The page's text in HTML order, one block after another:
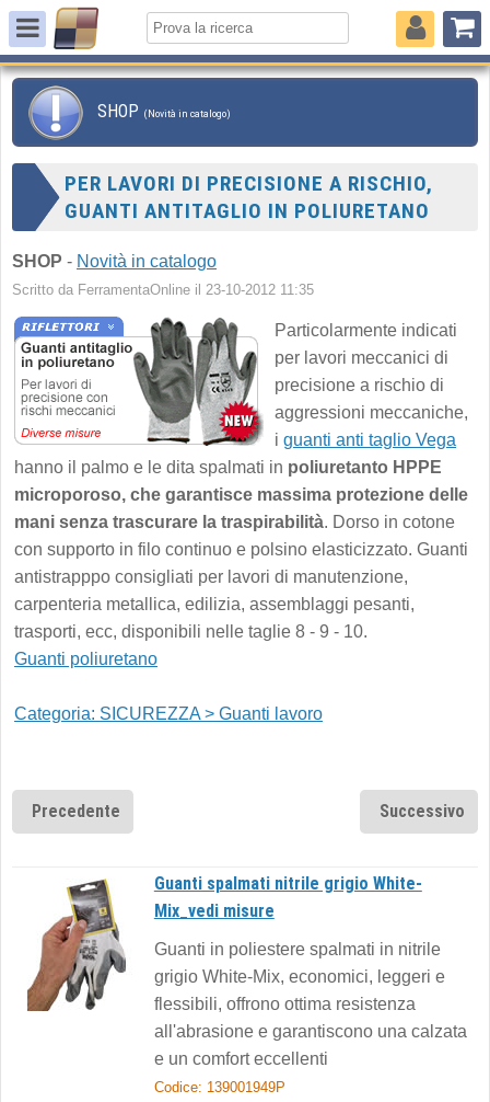
SHOP (Novità in catalogo)
PER LAVORI DI PRECISIONE A RISCHIO,
GUANTI ANTITAGLIO IN POLIURETANO
SHOP - Novità in catalogo
Scritto da FerramentaOnline il 23-10-2012 11:35
Particolarmente indicati
per lavori meccanici di
precisione a rischio di
aggressioni meccaniche,
i guanti anti taglio Vega
hanno il palmo e le dita spalmati in poliuretanto HPPE
microporoso, che garantisce massima protezione delle
mani senza trascurare la traspirabilità. Dorso in cotone
con supporto in filo continuo e polsino elasticizzato. Guanti
antistrapppo consigliati per lavori di manutenzione,
carpenteria metallica, edilizia, assemblaggi pesanti,
trasporti, ecc, disponibili nelle taglie 8 - 9 - 10.
Guanti poliuretano
Categoria: SICUREZZA > Guanti lavoro
Precedente Successivo
Guanti spalmati nitrile grigio White-
Mix_vedi misure
Guanti in poliestere spalmati in nitrile
grigio White-Mix, economici, leggeri e
flessibili, offrono ottima resistenza
all'abrasione e garantiscono una calzata
e un comfort eccellenti
Codice: 139001949P